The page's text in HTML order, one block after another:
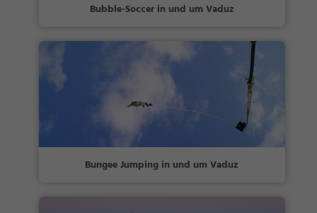
Bubble-Soccer in und um Vaduz
Bungee Jumping in und um Vaduz